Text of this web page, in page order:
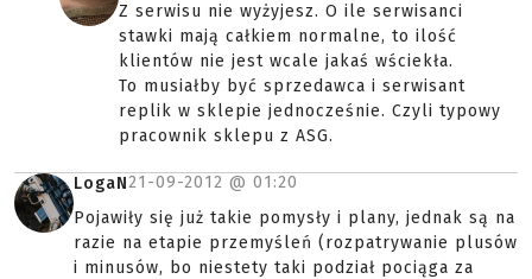
Z serwisu nie wyżyjesz. O ile serwisanci
stawki mają całkiem normalne, to ilość
klientów nie jest wcale jakaś wściekła.
To musiałby być sprzedawca i serwisant
replik w sklepie jednocześnie. Czyli typowy
pracownik sklepu z ASG.
LogaN21-09-2012 @ 01:20
Pojawiły się już takie pomysły i plany, jednak są na
razie na etapie przemyśleń (rozpatrywanie plusów
i minusów, bo niestety taki podział pociąga za